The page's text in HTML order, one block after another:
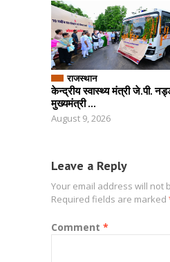
राजस्थान
केन्द्रीय स्वास्थ्य मंत्री जे.पी.
मुख्यमंत्री ...
August 9, 2026
Leave a Reply
Your email address will not
Required fields are marked
Comment *